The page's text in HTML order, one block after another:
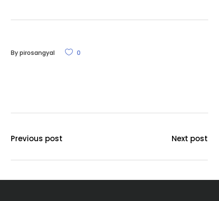
Bypirosangyal 0
Previous post Next post